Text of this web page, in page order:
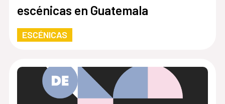
escénicas en Guatemala
ESCÉNICAS